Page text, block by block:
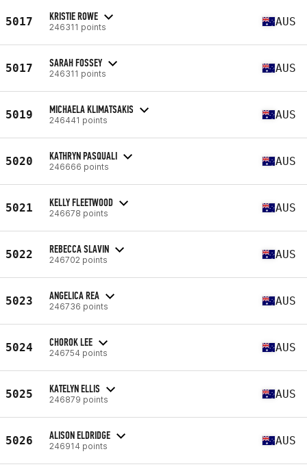
5017 KRISTIE ROWE
246311 points AUS
5017 SARAH FOSSEY
246311 points AUS
5019 MICHAELA KLIMATSAKIS
246441 points AUS
5020 KATHRYN PASQUALI
246666 points AUS
5021 KELLY FLEETWOOD
246678 points AUS
5022 REBECCA SLAVIN
246702 points AUS
5023 ANGELICA REA
246736 points AUS
5024 CHOROK LEE
246754 points AUS
5025 KATELYN ELLIS
246879 points AUS
5026 ALISON ELDRIDGE
246914 points AUS